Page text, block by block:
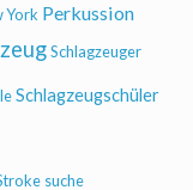
York Perkussion
Schlagzeuger
Schlagzeugschüler
suche